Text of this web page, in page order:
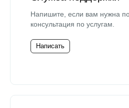
Напишите, если вам нужна
консультация по услугам.
Написать